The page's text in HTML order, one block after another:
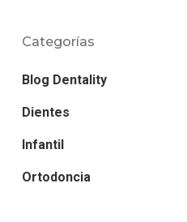
Categorías
Blog Dentality
Dientes
Infantil
Ortodoncia